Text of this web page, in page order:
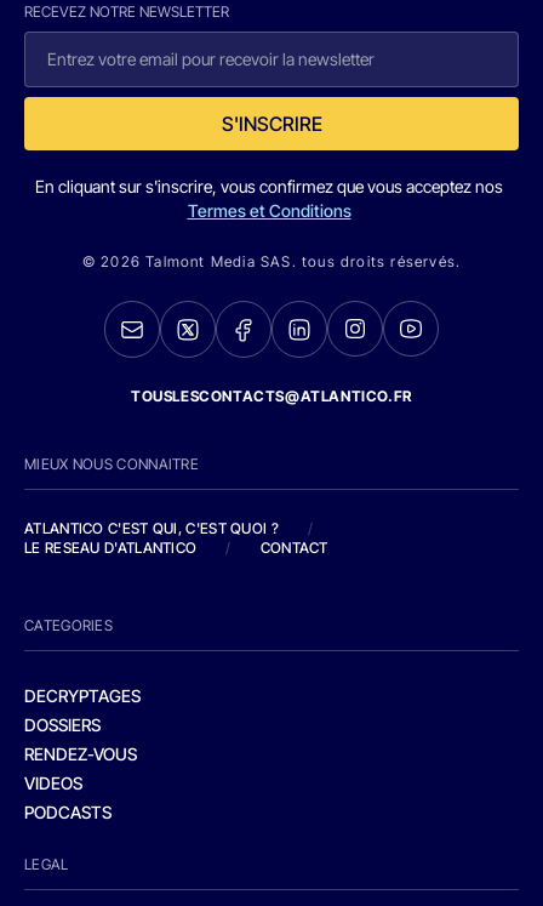
RECEVEZ NOTRE NEWSLETTER
S'INSCRIRE
En cliquant sur s'inscrire, vous confirmez que vous acceptez nos
Termes et Conditions
© 2026 Talmont Media SAS. tous droits réservés.
TOUSLESCONTACTS@ATLANTICO.FR
MIEUX NOUS CONNAITRE
ATLANTICO C'EST QUI, C'EST QUOI ?
/
LE RESEAU D'ATLANTICO
/ CONTACT
CATEGORIES
DECRYPTAGES
DOSSIERS
RENDEZ-VOUS
VIDEOS
PODCASTS
LEGAL